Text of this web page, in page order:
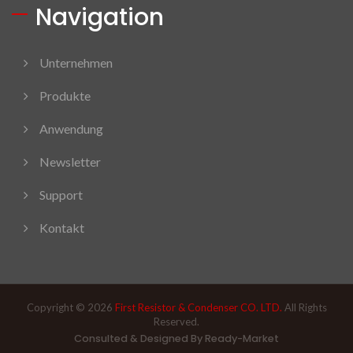
Navigation
Unternehmen
Produkte
Anwendung
Newsletter
Support
Kontakt
Copyright © 2026 First Resistor & Condenser CO. LTD. All Rights
Reserved.
Consulted & Designed By Ready-Market